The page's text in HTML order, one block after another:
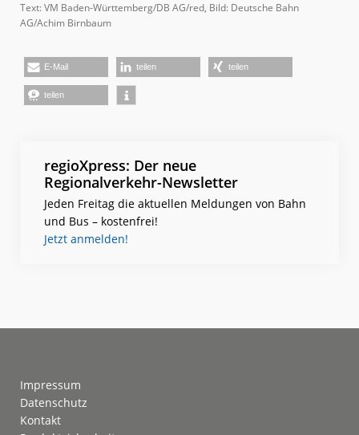
Text: VM Baden-Württemberg/DB AG/red, Bild: Deutsche Bahn
AG/Achim Birnbaum
E-Mail teilen teilen
teilen
regioXpress: Der neue
Regionalverkehr-Newsletter
Jeden Freitag die aktuellen Meldungen von Bahn
und Bus – kostenfrei!
Jetzt anmelden!
Impressum
Datenschutz
Kontakt